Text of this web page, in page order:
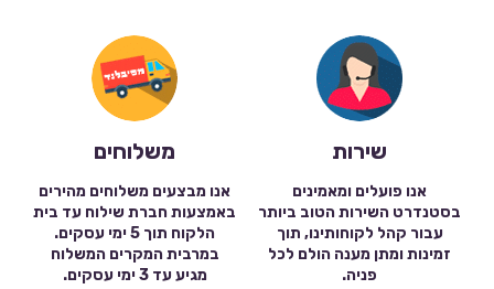
שירות
אנו פועלים ומאמינים
בסטנדרט השירות הטוב ביותר
עבור קהל לקוחותינו, תוך
זמינות ומתן מענה הולם לכל
פניה.
משלוחים
אנו מבצעים משלוחים מהירים
באמצעות חברת שילוח עד בית
הלקוח תוך 5 ימי עסקים.
במרבית המקרים המשלוח
מגיע עד 3 ימי עסקים.